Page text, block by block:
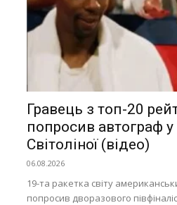
Гравець з топ-20
попросив автограф у
Світоліної (відео)
06.08.2026
19-та ракетка світу
попросив дворазового